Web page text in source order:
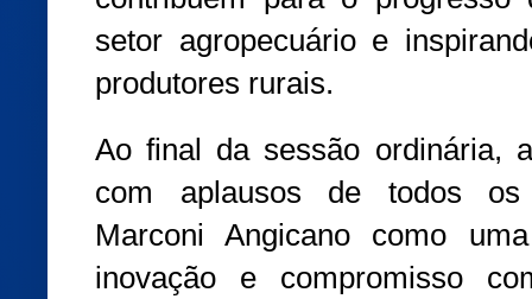
setor agropecuário e
produtores rurais.
Ao final da sessão ordinária,
com aplausos de todos os
Marconi Angicano como
inovação e compromisso